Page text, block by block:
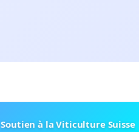
Soutien à la Viticulture Suisse